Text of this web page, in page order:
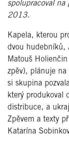
spolupracoval na
2013.
Kapela, kterou
dvou hudebníků,
Matouš
zpěv), plánuje
si skupina
který produkoval
distribuce, a
Zpěvem a texty
Katarína